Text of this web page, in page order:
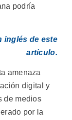
podría
inglés de este
artículo.
amenaza
digital y
de medios
por la